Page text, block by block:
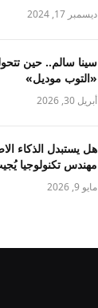
ديسمبر 17, 2024
سينا سالم.. حين
«التوب موديل»
أبريل 30, 2026
هل يستبدل الذكاء
مهندس تكنولوجيا
مايو 9, 2026